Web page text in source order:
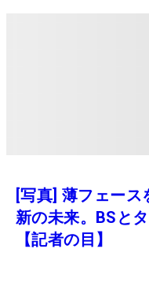
[写真] 薄フェース
新の未来。BSと
【記者の目】